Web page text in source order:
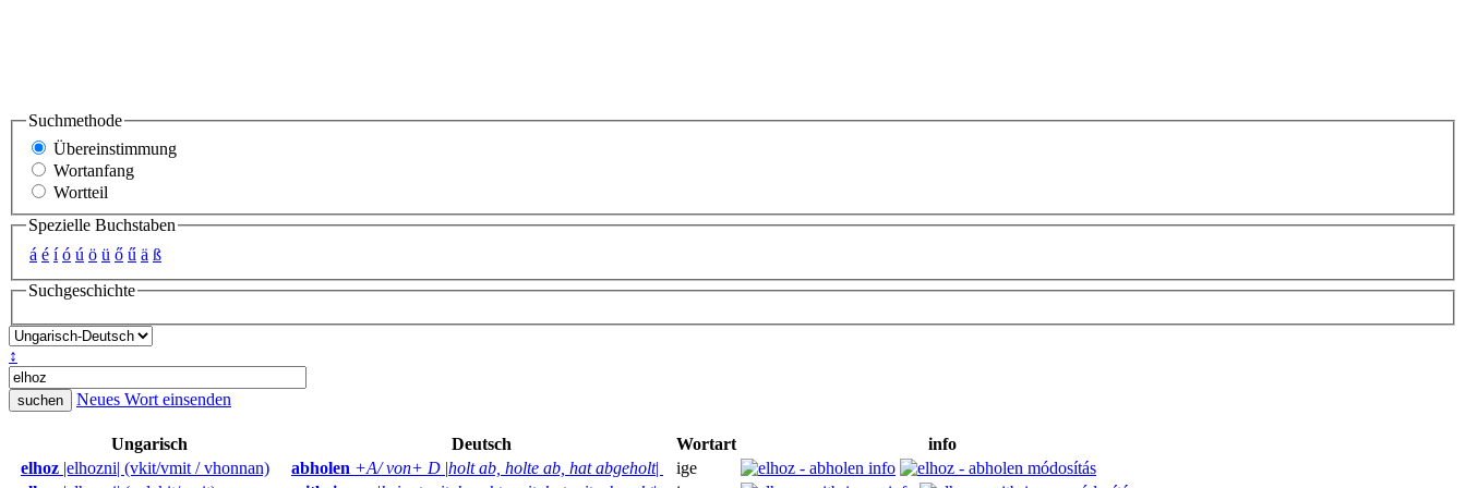
Suchmethode
Übereinstimmung
Wortanfang
Wortteil
Spezielle Buchstaben
á é í ó ú ö ü ő ű ä ß
Suchgeschichte
↕
Neues Wort einsenden
Ungarisch Deutsch Wortart
info
elhoz |elhozni| (vkit/vmit / vhonnan) abholen +A/ von+ D |holt ab, holte ab, hat abgeholt|
ige